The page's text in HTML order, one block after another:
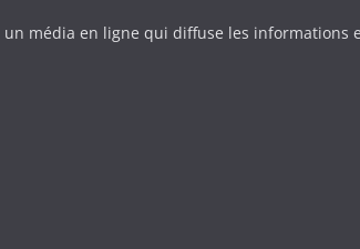
un média en ligne qui diffuse les informations